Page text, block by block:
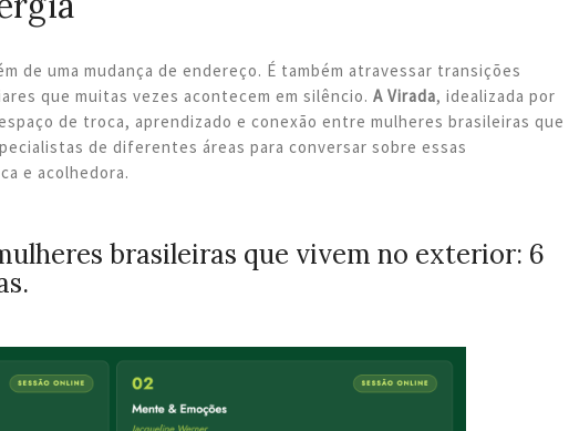
de uma mudança de endereço. É também atravessar transições
que muitas vezes acontecem em silêncio. A Virada, idealizada por
de troca, aprendizado e conexão entre mulheres brasileiras que
de diferentes áreas para conversar sobre essas
e acolhedora.
brasileiras que vivem no exterior: 6